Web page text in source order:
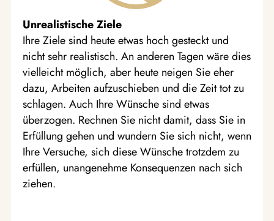
Unrealistische Ziele
Ihre Ziele sind heute etwas hoch gesteckt und
nicht sehr realistisch. An anderen Tagen wäre dies
vielleicht möglich, aber heute neigen Sie eher
dazu, Arbeiten aufzuschieben und die Zeit tot zu
schlagen. Auch Ihre Wünsche sind etwas
überzogen. Rechnen Sie nicht damit, dass Sie in
Erfüllung gehen und wundern Sie sich nicht, wenn
Ihre Versuche, sich diese Wünsche trotzdem zu
erfüllen, unangenehme Konsequenzen nach sich
ziehen.